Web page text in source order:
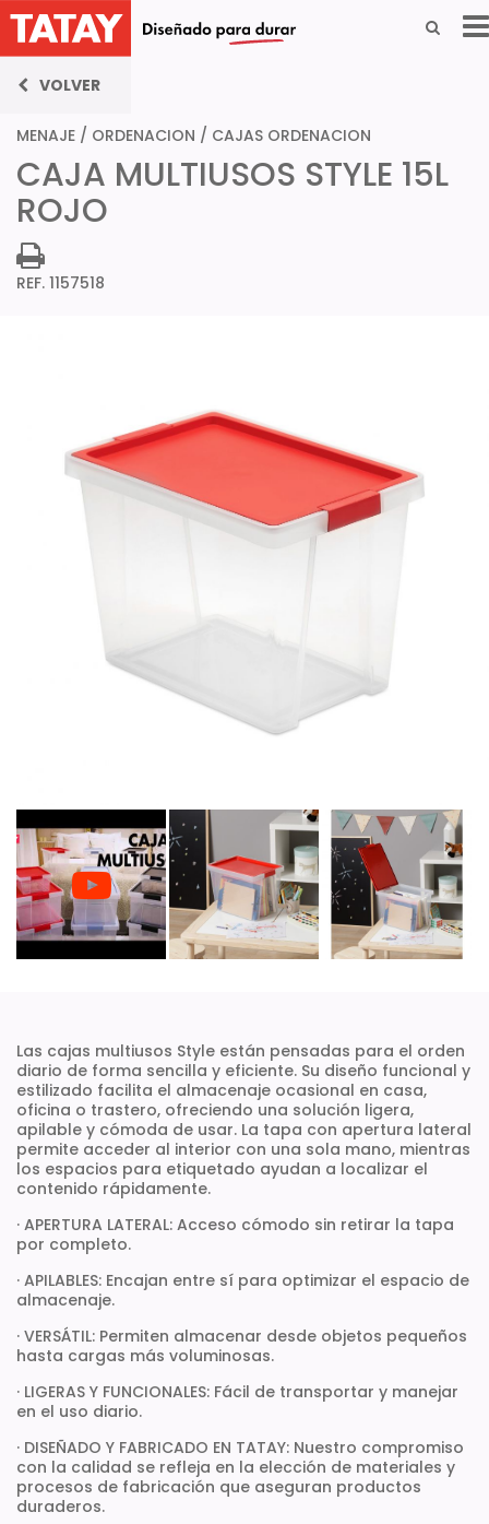
VOLVER
MENAJE / ORDENACION / CAJAS ORDENACION
CAJA MULTIUSOS STYLE 15L
ROJO
REF. 1157518
Las cajas multiusos Style están pensadas para el orden
diario de forma sencilla y eficiente. Su diseño funcional y
estilizado facilita el almacenaje ocasional en casa,
oficina o trastero, ofreciendo una solución ligera,
apilable y cómoda de usar. La tapa con apertura lateral
permite acceder al interior con una sola mano, mientras
los espacios para etiquetado ayudan a localizar el
contenido rápidamente.
· APERTURA LATERAL: Acceso cómodo sin retirar la tapa
por completo.
· APILABLES: Encajan entre sí para optimizar el espacio de
almacenaje.
· VERSÁTIL: Permiten almacenar desde objetos pequeños
hasta cargas más voluminosas.
· LIGERAS Y FUNCIONALES: Fácil de transportar y manejar
en el uso diario.
· DISEÑADO Y FABRICADO EN TATAY: Nuestro compromiso
con la calidad se refleja en la elección de materiales y
procesos de fabricación que aseguran productos
duraderos.